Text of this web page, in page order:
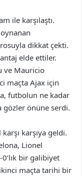
ile karşılaştı.
dikkat çekti.
elde ettiler.
ve Mauricio
maçta Ajax için
futbolun ne kadar
önüne serdi.
karşıya geldi.
Lionel
bir galibiyet
maçta tarihi bir